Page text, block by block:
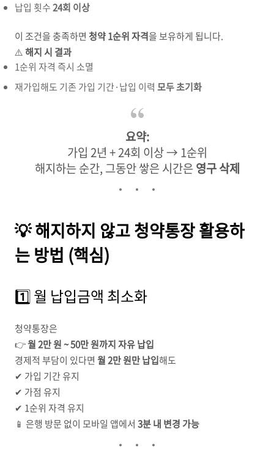
납입 횟수24회 이상
이 조건을 충족하면 청약 1순위 자격을 보유하게 됩니다.
⚠️해지 시 결과
1순위 자격 즉시 소멸
재가입해도 기존 가입 기간·납입 이력 모두 초기화
요약:
가입 2년 + 24회 이상 → 1순위
해지하는 순간, 그동안 쌓은 시간은영구 삭제
💡 해지하지 않고 청약통장 활용하
는 방법 (핵심)
1️⃣ 월 납입금액 최소화
청약통장은
👉월 2만 원 ~ 50만 원까지 자유 납입
경제적 부담이 있다면 월 2만 원만 납입해도
✔ 가입 기간 유지
✔ 가점 유지
✔ 1순위 자격 유지
📱 은행 방문 없이 모바일 앱에서 3분 내 변경 가능